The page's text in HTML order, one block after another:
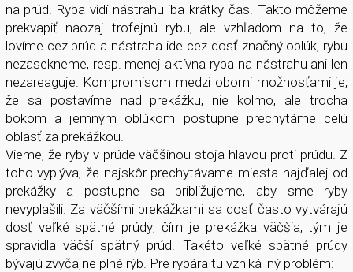
na prúd. Ryba vidí nástrahu iba krátky čas. Takto môžeme
prekvapiť naozaj trofejnú rybu, ale vzhľadom na to, že
lovíme cez prúd a nástraha ide cez dosť značný oblúk, rybu
nezasekneme, resp. menej aktívna ryba na nástrahu ani len
nezareaguje. Kompromisom medzi obomi možnosťami je,
že sa postavíme nad prekážku, nie kolmo, ale trocha
bokom a jemným oblúkom postupne prechytáme celú
oblasť za prekážkou.
Vieme, že ryby v prúde väčšinou stoja hlavou proti prúdu. Z
toho vyplýva, že najskôr prechytávame miesta najďalej od
prekážky a postupne sa približujeme, aby sme ryby
nevyplašili. Za väčšími prekážkami sa dosť často vytvárajú
dosť veľké spätné prúdy; čím je prekážka väčšia, tým je
spravidla väčší spätný prúd. Takéto veľké spätné prúdy
bývajú zvyčajne plné rýb. Pre rybára tu vzniká iný problém: